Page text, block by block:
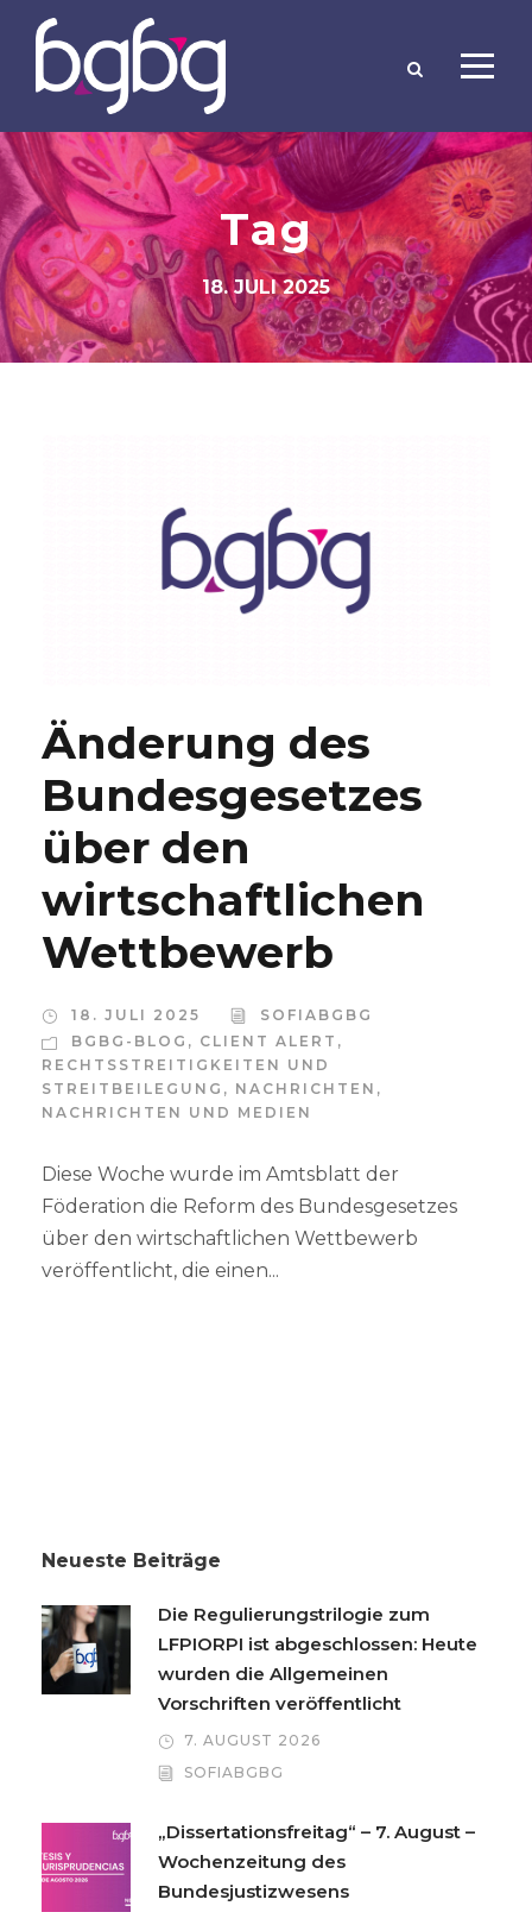
Tag
18. JULI 2025
Änderung des
Bundesgesetzes
über den
wirtschaftlichen
Wettbewerb
18. JULI 2025
SOFIABGBG
BGBG-BLOG , CLIENT ALERT ,
RECHTSSTREITIGKEITEN UND
STREITBEILEGUNG , NACHRICHTEN ,
NACHRICHTEN UND MEDIEN
Diese Woche wurde im Amtsblatt der
Föderation die Reform des Bundesgesetzes
über den wirtschaftlichen Wettbewerb
veröffentlicht, die einen...
Neueste Beiträge
Die Regulierungstrilogie zum
LFPIORPI ist abgeschlossen: Heute
wurden die Allgemeinen
Vorschriften veröffentlicht
7. AUGUST 2026
SOFIABGBG
„Dissertationsfreitag“ – 7. August –
Wochenzeitung des
Bundesjustizwesens